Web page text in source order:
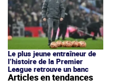
Le plus jeune entraîneur de
l’histoire de la Premier
League retrouve un banc
Articles en tendances